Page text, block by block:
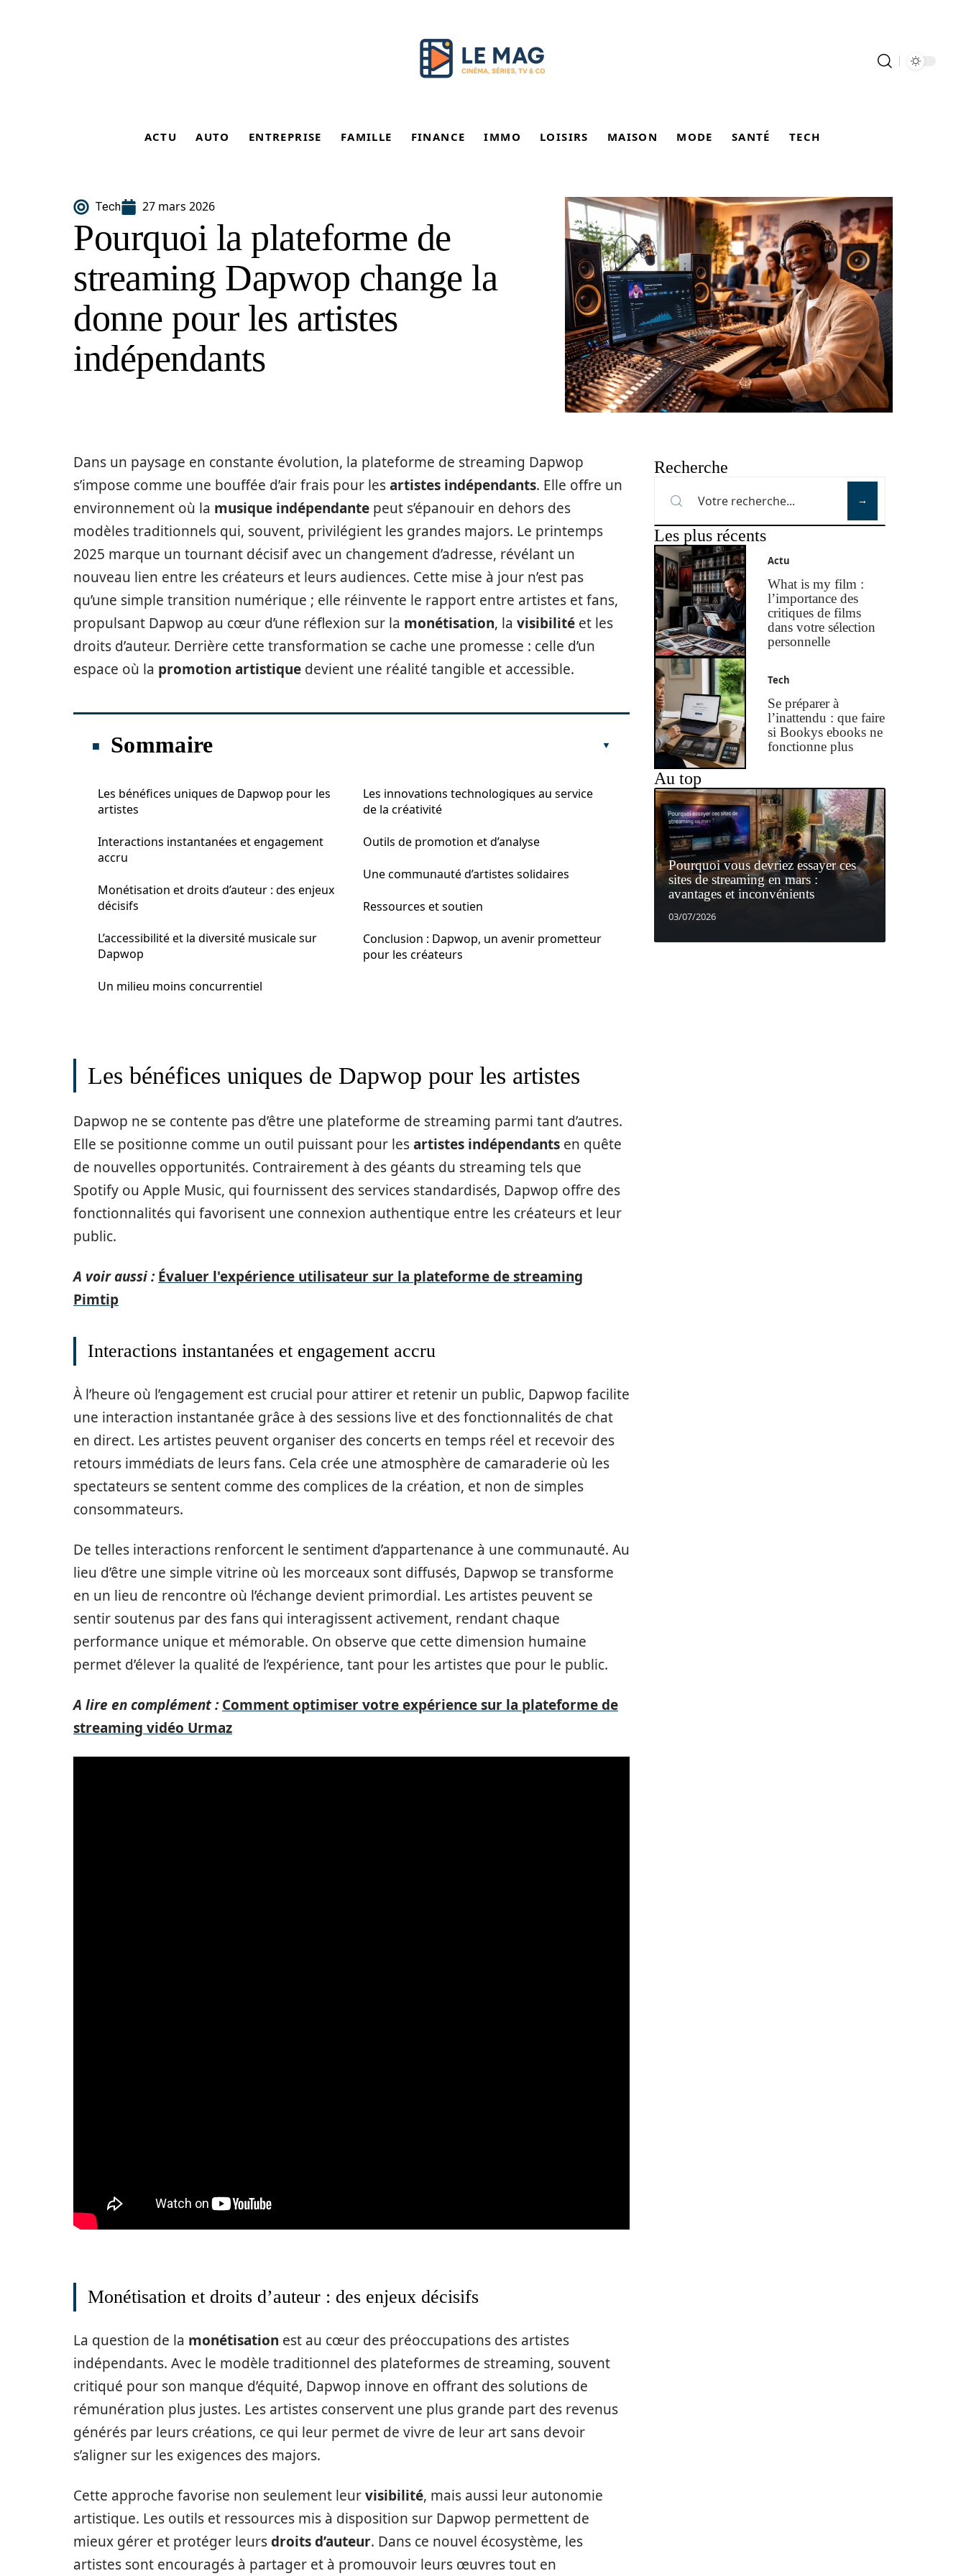
ACTU AUTO ENTREPRISE FAMILLE FINANCE IMMO LOISIRS MAISON MODE SANTÉ TECH
Tech 27 mars 2026
Pourquoi la plateforme de
streaming Dapwop change la
donne pour les artistes
indépendants
Dans un paysage en constante évolution, la plateforme de streaming Dapwop
s’impose comme une bouffée d’air frais pour lesartistes indépendants. Elle offre un
environnement où la musique indépendante peut s’épanouir en dehors des
modèles traditionnels qui, souvent, privilégient les grandes majors. Le printemps
2025 marque un tournant décisif avec un changement d’adresse, révélant un
nouveau lien entre les créateurs et leurs audiences. Cette mise à jour n’est pas
qu’une simple transition numérique ; elle réinvente le rapport entre artistes et fans,
propulsant Dapwop au cœur d’une réflexion sur la monétisation, la visibilité et les
droits d’auteur. Derrière cette transformation se cache une promesse : celle d’un
espace où la promotion artistique devient une réalité tangible et accessible.
Sommaire
Les bénéfices uniques de Dapwop pour les
artistes
Interactions instantanées et engagement
accru
Monétisation et droits d’auteur : des enjeux
décisifs
L’accessibilité et la diversité musicale sur
Dapwop
Un milieu moins concurrentiel
Les innovations technologiques au service
de la créativité
Outils de promotion et d’analyse
Une communauté d’artistes solidaires
Ressources et soutien
Conclusion : Dapwop, un avenir prometteur
pour les créateurs
Les bénéfices uniques de Dapwop pour les artistes
Dapwop ne se contente pas d’être une plateforme de streaming parmi tant d’autres.
Elle se positionne comme un outil puissant pour lesartistes indépendants en quête
de nouvelles opportunités. Contrairement à des géants du streaming tels que
Spotify ou Apple Music, qui fournissent des services standardisés, Dapwop offre des
fonctionnalités qui favorisent une connexion authentique entre les créateurs et leur
public.
A voir aussi : Évaluer l'expérience utilisateur sur la plateforme de streaming
Pimtip
Interactions instantanées et engagement accru
À l’heure où l’engagement est crucial pour attirer et retenir un public, Dapwop facilite
une interaction instantanée grâce à des sessions live et des fonctionnalités de chat
en direct. Les artistes peuvent organiser des concerts en temps réel et recevoir des
retours immédiats de leurs fans. Cela crée une atmosphère de camaraderie où les
spectateurs se sentent comme des complices de la création, et non de simples
consommateurs.
De telles interactions renforcent le sentiment d’appartenance à une communauté. Au
lieu d’être une simple vitrine où les morceaux sont diffusés, Dapwop se transforme
en un lieu de rencontre où l’échange devient primordial. Les artistes peuvent se
sentir soutenus par des fans qui interagissent activement, rendant chaque
performance unique et mémorable. On observe que cette dimension humaine
permet d’élever la qualité de l’expérience, tant pour les artistes que pour le public.
A lire en complément : Comment optimiser votre expérience sur la plateforme de
streaming vidéo Urmaz
Monétisation et droits d’auteur : des enjeux décisifs
La question de la monétisation est au cœur des préoccupations des artistes
indépendants. Avec le modèle traditionnel des plateformes de streaming, souvent
critiqué pour son manque d’équité, Dapwop innove en offrant des solutions de
rémunération plus justes. Les artistes conservent une plus grande part des revenus
générés par leurs créations, ce qui leur permet de vivre de leur art sans devoir
s’aligner sur les exigences des majors.
Cette approche favorise non seulement leurvisibilité, mais aussi leur autonomie
artistique. Les outils et ressources mis à disposition sur Dapwop permettent de
mieux gérer et protéger leursdroits d’auteur. Dans ce nouvel écosystème, les
artistes sont encouragés à partager et à promouvoir leurs œuvres tout en
Recherche
Les plus récents
Actu
What is my film :
l’importance des
critiques de films
dans votre sélection
personnelle
Tech
Se préparer à
l’inattendu : que faire
si Bookys ebooks ne
fonctionne plus
Au top
Pourquoi vous devriez essayer ces
sites de streaming en mars :
avantages et inconvénients
03/07/2026